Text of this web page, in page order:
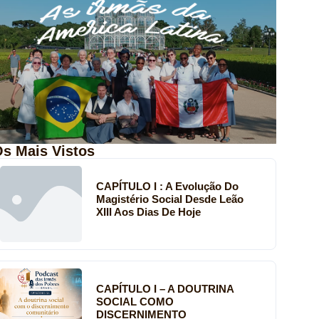
Mais Vistos
CAPÍTULO I : A Evolução Do
Magistério Social Desde Leão
XIII Aos Dias De Hoje
CAPÍTULO I – A DOUTRINA
SOCIAL COMO
DISCERNIMENTO